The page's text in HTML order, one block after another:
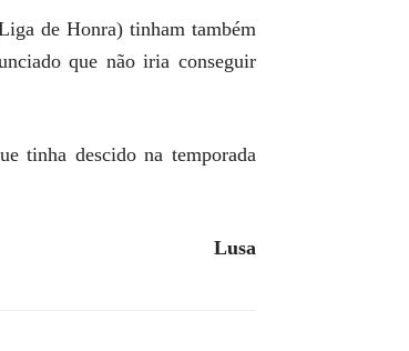
de Honra) tinham também
que não iria conseguir
tinha descido na temporada
Lusa